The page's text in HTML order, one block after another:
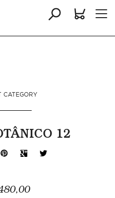
CATEGORY
12